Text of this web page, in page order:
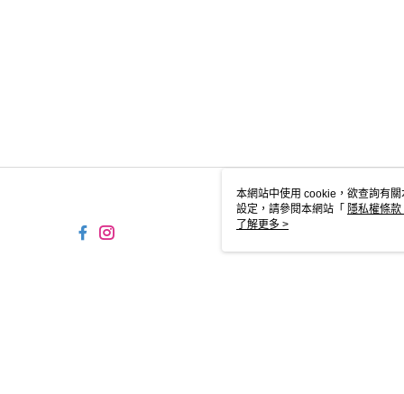
本網站中使用 cookie，欲查詢有
設定，請參閱本網站「 隱私權條款
使用 cookie。
了解更多 >